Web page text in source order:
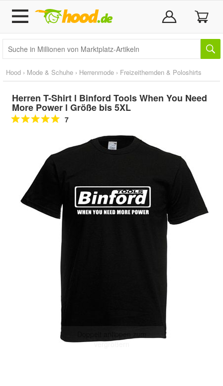
Hood › Mode & Schuhe › Herrenmode › Freizeithemden & Poloshirts
Herren T-Shirt l Binford Tools When You Need
More Power l Größe bis 5XL
7
vergrößern